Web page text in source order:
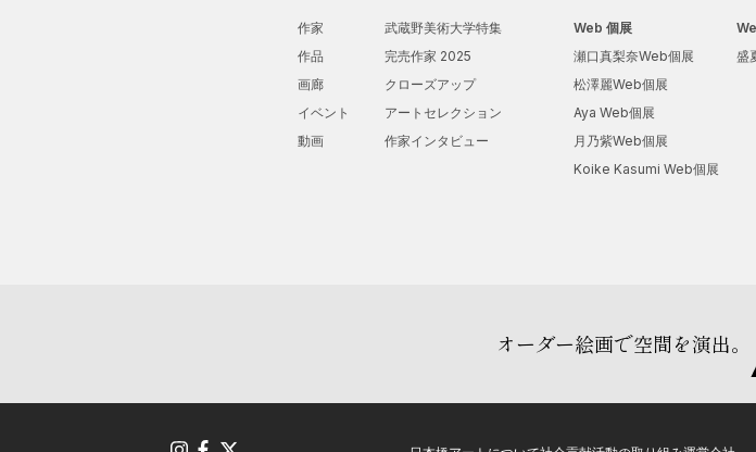
作家
作品
画廊
イベント
動画
武蔵野美術大学特集
完売作家 2025
クローズアップ
アートセレクション
作家インタビュー
Web 個展
瀬口真梨奈Web個展
松澤麗Web個展
Aya Web個展
月乃紫Web個展
Koike Kasumi Web個展
盛
オーダー絵画で空間を演出。